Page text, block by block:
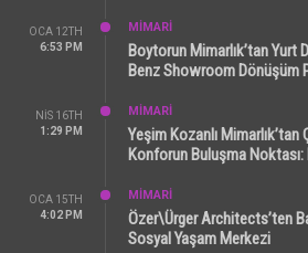
OCA 12TH
6:53 PM
MİMARİ
Boytorun Mimarlık’tan Yurt
Benz Showroom Dönüşüm
NIS 16TH
1:29 PM
MİMARİ
Yeşim Kozanlı Mimarlık’tan
Konforun Buluşma Noktası:
OCA 15TH
4:02 PM
MİMARİ
Özer\Ürger Architects’ten
Sosyal Yaşam Merkezi